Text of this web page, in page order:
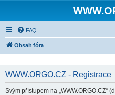
FAQ
Obsah fóra
WWW.ORGO.CZ - Registrace
Svým přístupem na „WWW.ORGO.CZ“